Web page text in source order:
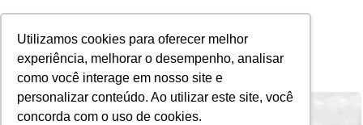
Utilizamos cookies para oferecer melhor
experiência, melhorar o desempenho, analisar
como você interage em nosso site e
personalizar conteúdo. Ao utilizar este site, você
concorda com o uso de cookies.
POR